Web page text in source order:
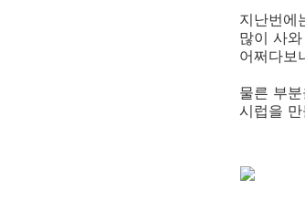
지난번에
많이 사
어쩌다보
물른 부
시럽을